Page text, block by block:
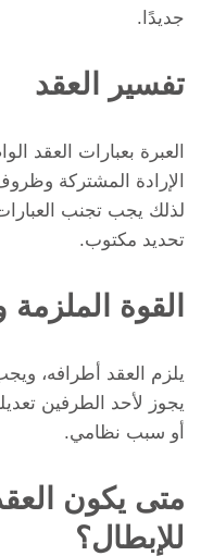
جديدًا.
تفسير العقد
العبرة بعبارات العقد
الإرادة المشتركة
لذلك يجب تجنب
تحديد مكتوب.
القوة
يلزم العقد أطرافه،
يجوز لأحد الطرفين
أو سبب نظامي.
متى يكون
للإبطال؟